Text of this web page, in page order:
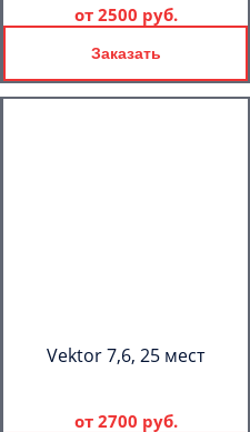
от 2500 руб.
Заказать
Vektor 7,6, 25 мест
от 2700 руб.